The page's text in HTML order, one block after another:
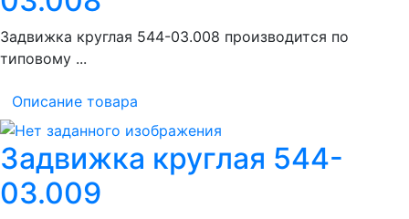
Задвижка круглая 544-03.008 производится по
типовому ...
Описание товара
Задвижка круглая 544-
03.009